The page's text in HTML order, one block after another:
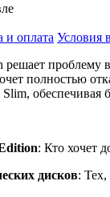
и оплата Условия
полностью
Slim,
: Кто хочет
дисков: Тех,